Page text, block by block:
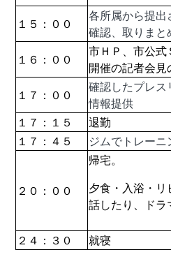
１５：００
各所属から提
確認、取りまと
１６：００
市ＨＰ、市公式
開催の記者会見
１７：００
確認したプレ
情報提供
１７：１５
退勤
１７：４５
ジムでトレーニ
２０：００
帰宅。
夕食・入浴・
話したり、ドラ
２４：３０ 就寝